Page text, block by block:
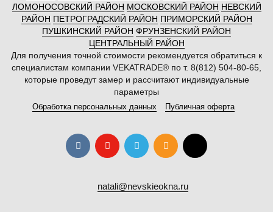
ЛОМОНОСОВСКИЙ РАЙОН МОСКОВСКИЙ РАЙОН НЕВСКИЙ
РАЙОН ПЕТРОГРАДСКИЙ РАЙОН ПРИМОРСКИЙ РАЙОН
ПУШКИНСКИЙ РАЙОН ФРУНЗЕНСКИЙ РАЙОН
ЦЕНТРАЛЬНЫЙ РАЙОН
Для получения точной стоимости рекомендуется обратиться к
специалистам компании VEKATRADE® по т. 8(812) 504-80-65,
которые проведут замер и рассчитают индивидуальные
параметры
Обработка персональных данных Публичная оферта
natali@nevskieokna.ru